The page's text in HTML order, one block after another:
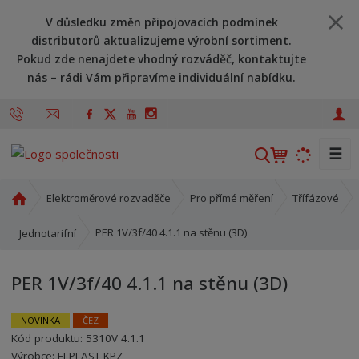
V důsledku změn připojovacích podmínek
distributorů aktualizujeme výrobní sortiment.
Pokud zde nenajdete vhodný rozváděč, kontaktujte
nás – rádi Vám připravíme individuální nabídku.
V
h
t
☰
o
í
t
r
a
Elektroměrové rozvaděče Pro přímé měření Třífázové
Jednotarifní PER 1V/3f/40 4.1.1 na stěnu (3D)
PER 1V/3f/40 4.1.1 na stěnu (3D)
NOVINKA ČEZ
Kód produktu: 5310V 4.1.1
Kód výrobce: 8595208622861
Kód dodavatele:8595208622861
Výrobce: ELPLAST-KPZ